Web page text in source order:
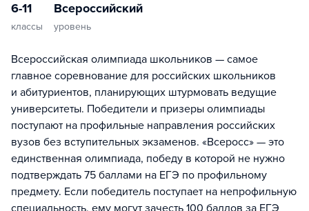
6-11
классы
Всероссийский
уровень
Всероссийская олимпиада школьников — самое
главное соревнование для российских школьников
и абитуриентов, планирующих штурмовать ведущие
университеты. Победители и призеры олимпиады
поступают на профильные направления российских
вузов без вступительных экзаменов. «Всеросс» — это
единственная олимпиада, победу в которой не нужно
подтверждать 75 баллами на ЕГЭ по профильному
предмету. Если победитель поступает на непрофильную
специальность, ему могут зачесть 100 баллов за ЕГЭ